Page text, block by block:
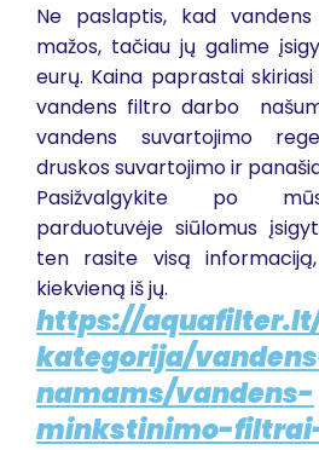
Ne paslaptis, kad
mažos, tačiau jų galime
eurų. Kaina paprastai
vandens filtro darbo
vandens suvartojimo
druskos suvartojimo ir
Pasižvalgykite po
parduotuvėje siūlomus
ten rasite visą
kiekvieną iš jų.
https://
kategorija/
namams/vandens-
minkstinimo-